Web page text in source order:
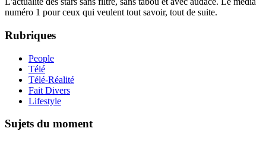
numéro 1 pour ceux qui veulent tout savoir, tout de suite.
Rubriques
People
Télé
Télé-Réalité
Fait Divers
Lifestyle
Sujets du moment